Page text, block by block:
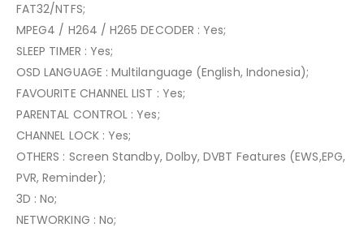
FAT32/NTFS;
MPEG4 / H264 / H265 DECODER : Yes;
SLEEP TIMER : Yes;
OSD LANGUAGE : Multilanguage (English, Indonesia);
FAVOURITE CHANNEL LIST : Yes;
PARENTAL CONTROL : Yes;
CHANNEL LOCK : Yes;
OTHERS : Screen Standby, Dolby, DVBT Features (EWS,EPG,
PVR, Reminder);
3D : No;
NETWORKING : No;